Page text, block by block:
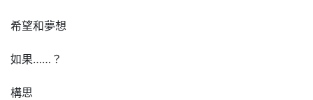
希望和夢想
如果……？
構思